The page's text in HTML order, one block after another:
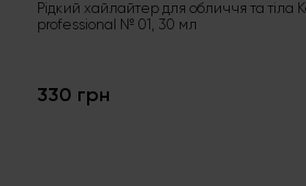
Рідкий хайлайтер для обличчя та тіла
professional № 01, 30 мл
330 грн